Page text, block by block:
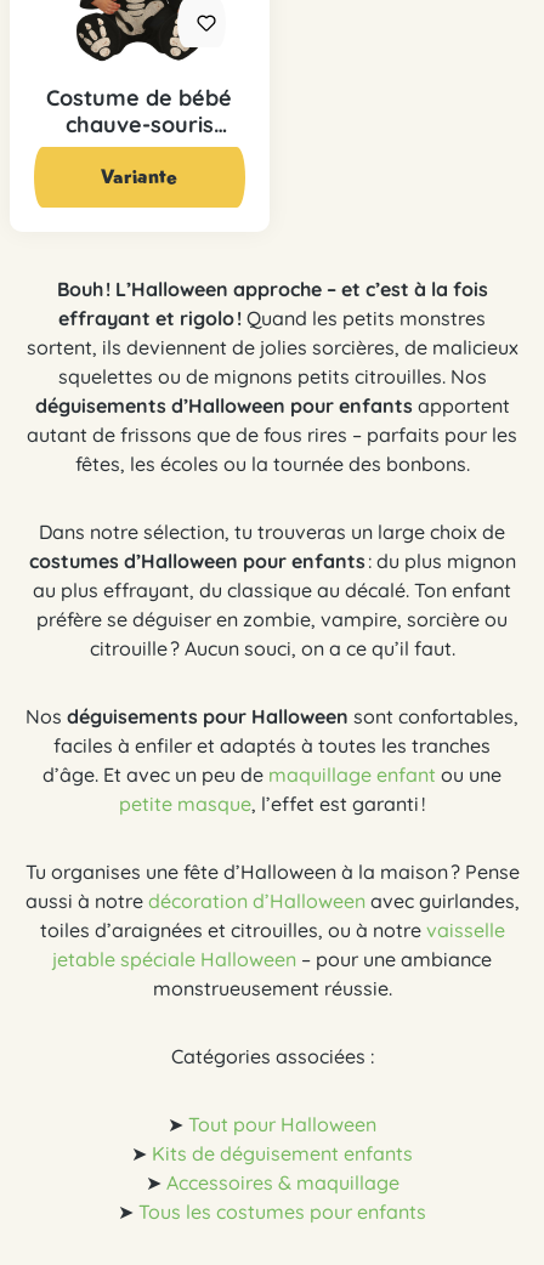
Costume de bébé
chauve-souris
squelette
14,95 CHF* 29,90 CHF*
Variante
Bouh ! L’Halloween approche – et c’est à la fois
effrayant et rigolo ! Quand les petits monstres
sortent, ils deviennent de jolies sorcières, de malicieux
squelettes ou de mignons petits citrouilles. Nos
déguisements d’Halloween pour enfantsapportent
autant de frissons que de fous rires – parfaits pour les
fêtes, les écoles ou la tournée des bonbons.
Dans notre sélection, tu trouveras un large choix de
costumes d’Halloween pour enfants: du plus mignon
au plus effrayant, du classique au décalé. Ton enfant
préfère se déguiser en zombie, vampire, sorcière ou
citrouille ? Aucun souci, on a ce qu’il faut.
Nos déguisements pour Halloween sont confortables,
faciles à enfiler et adaptés à toutes les tranches
d’âge. Et avec un peu de maquillage enfant ou une
petite masque, l’effet est garanti !
Tu organises une fête d’Halloween à la maison ? Pense
aussi à notre décoration d’Halloween avec guirlandes,
toiles d’araignées et citrouilles, ou à notre vaisselle
jetable spéciale Halloween – pour une ambiance
monstrueusement réussie.
Catégories associées :
➤ Tout pour Halloween
➤ Kits de déguisement enfants
➤ Accessoires & maquillage
➤ Tous les costumes pour enfants